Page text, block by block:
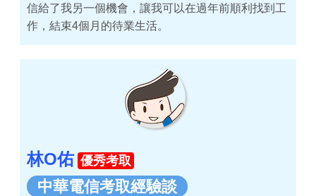
信給了我另一個機會，讓我可以在過年前順利找到工
作，結束4個月的待業生活。
林O佑 優秀考取
中華電信考取經驗談